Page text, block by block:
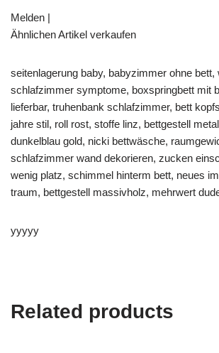
Melden |
Ähnlichen Artikel verkaufen
seitenlagerung baby, babyzimmer ohne bett,
schlafzimmer symptome, boxspringbett mit
lieferbar, truhenbank schlafzimmer, bett
jahre stil, roll rost, stoffe linz, bettgestell
dunkelblau gold, nicki bettwäsche,
schlafzimmer wand dekorieren, zucken
wenig platz, schimmel hinterm bett, neues
traum, bettgestell massivholz, mehrwert
yyyyy
Related products